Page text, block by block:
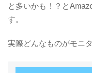
と多いかも！？と
す。
実際どんなものがモニ